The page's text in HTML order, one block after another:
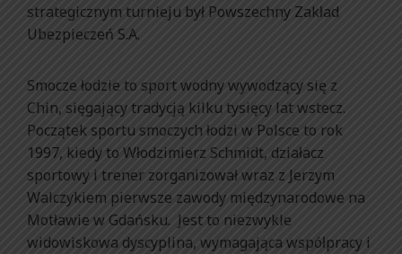
strategicznym turnieju był Powszechny Zakład
Ubezpieczeń S.A.
Smocze łodzie to sport wodny wywodzący się z
Chin, sięgający tradycją kilku tysięcy lat wstecz.
Początek sportu smoczych łodzi w Polsce to rok
1997, kiedy to Włodzimierz Schmidt, działacz
sportowy i trener zorganizował wraz z Jerzym
Walczykiem pierwsze zawody międzynarodowe na
Motławie w Gdańsku. Jest to niezwykle
widowiskowa dyscyplina, wymagająca współpracy i